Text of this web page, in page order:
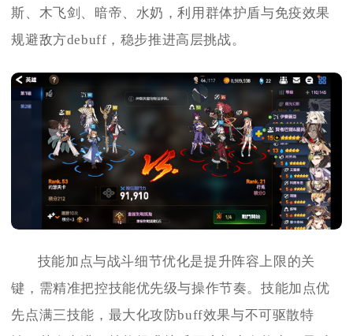
斯、木飞剑、暗帝、水奶，利用群体护盾与免疫效果
规避敌方debuff，稳步推进高层挑战。
技能加点与战斗细节优化是提升阵容上限的关
键，需精准把控技能优先级与操作节奏。技能加点优
先点满三技能，最大化攻防buff效果与不可驱散特